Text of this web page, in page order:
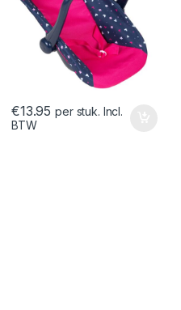
€13.95 per stuk. Incl.
BTW